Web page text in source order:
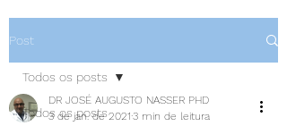
Post
Todos os posts
Todos os posts
DR JOSÉ AUGUSTO NASSER PHD
3 de jan. de 2021 3 min de leitura